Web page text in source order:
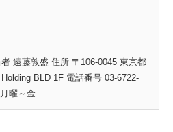
遠藤敦盛 住所 〒106-0045 東京都
BLD 1F 電話番号 03-6722-
曜～金...